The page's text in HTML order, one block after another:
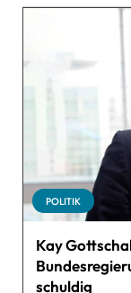
POLITIK
Kay
schuldig